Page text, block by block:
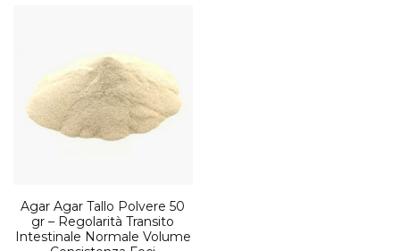
Agar Agar Tallo Polvere 50
gr – Regolarità Transito
Intestinale Normale Volume